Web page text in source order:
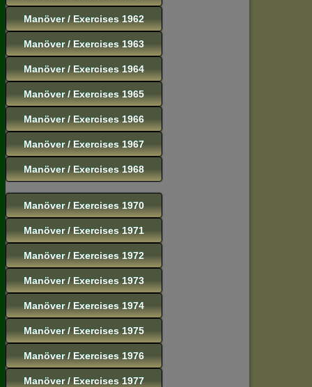
Manöver / Exercises 1962
Manöver / Exercises 1963
Manöver / Exercises 1964
Manöver / Exercises 1965
Manöver / Exercises 1966
Manöver / Exercises 1967
Manöver / Exercises 1968
Manöver / Exercises 1970
Manöver / Exercises 1971
Manöver / Exercises 1972
Manöver / Exercises 1973
Manöver / Exercises 1974
Manöver / Exercises 1975
Manöver / Exercises 1976
Manöver / Exercises 1977